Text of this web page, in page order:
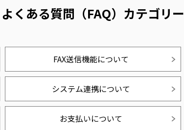
よくある質問（FAQ）カテゴリー
FAX送信機能について
システム連携について
お支払いについて